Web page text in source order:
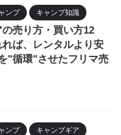
ンプ キャンプ知識
の売り方・買い方12
ば、レンタルより安
"循環"させたフリマ売
ンプ キャンプギア